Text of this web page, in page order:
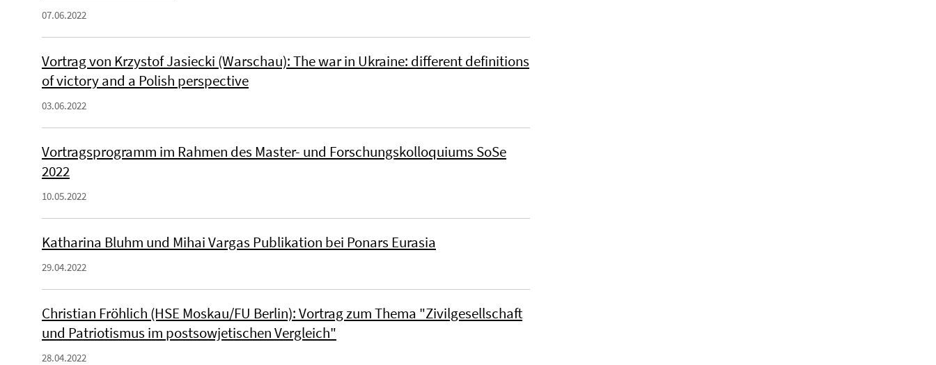
07.06.2022
Vortrag von Krzystof Jasiecki (Warschau): The war in Ukraine: different definitions
of victory and a Polish perspective
03.06.2022
Vortragsprogramm im Rahmen des Master- und Forschungskolloquiums SoSe
2022
10.05.2022
Katharina Bluhm und Mihai Vargas Publikation bei Ponars Eurasia
29.04.2022
Christian Fröhlich (HSE Moskau/FU Berlin): Vortrag zum Thema "Zivilgesellschaft
und Patriotismus im postsowjetischen Vergleich"
28.04.2022